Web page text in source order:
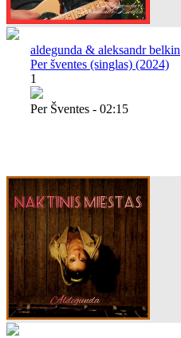
aldegunda & aleksandr belkin
Per šventes (singlas) (2024)
1
Per Šventes - 02:15